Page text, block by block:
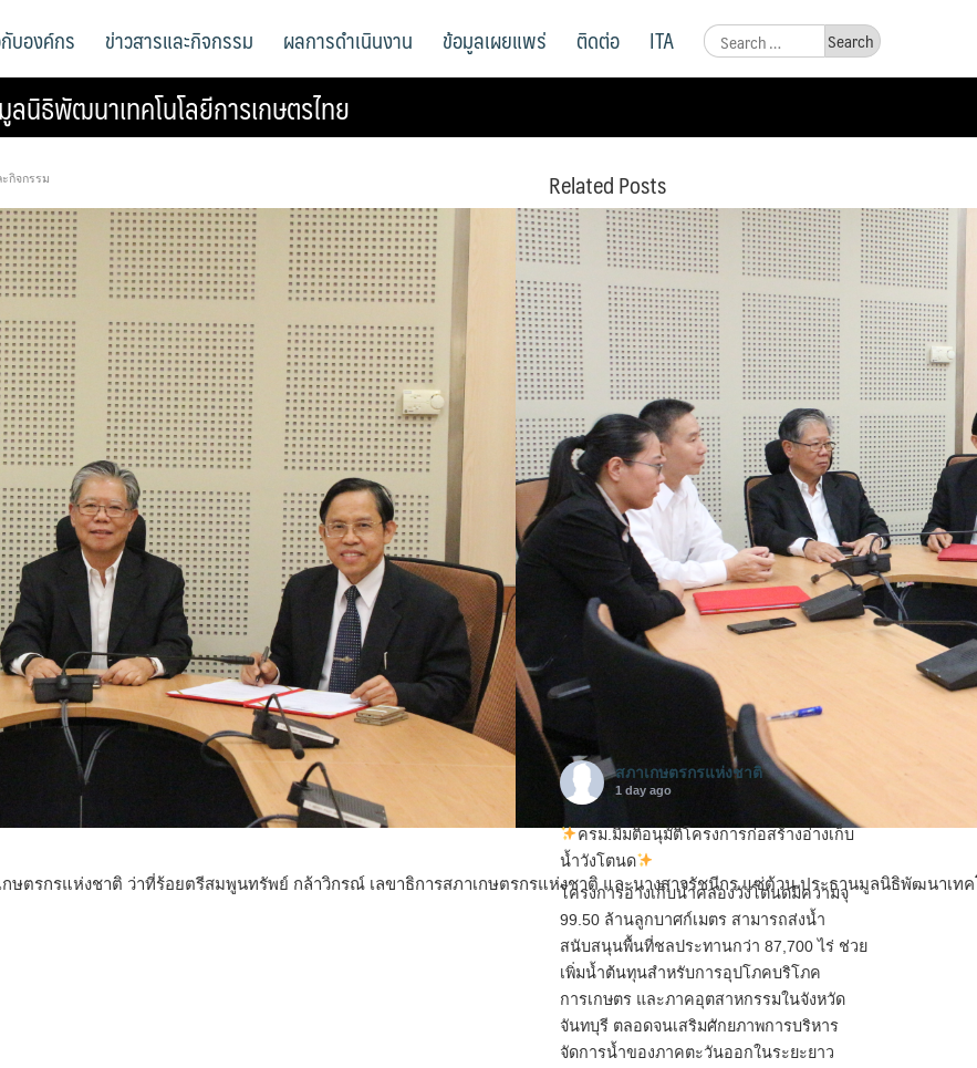
Search
for:
บองค์กร ข่าวสารและกิจกรรม ผลการดำเนินงาน ข้อมูลเผยแพร่ ติดต่อ ITA
นิธิพัฒนาเทคโนโลยีการเกษตรไทย
กิจกรรม
กษตรกรแห่งชาติ ว่าที่ร้อยตรีสมพูนทรัพย์ กล้าวิกรณ์ เลขาธิการสภาเกษตรกรแห่งชาติ และนางสาวรัชนีกร แซ่ต้วน ประธานมูลนิธิพัฒ
Related Posts
การประชุมหารือแนวทางการ
ขับเคลื่อนความร่วมมือในการบ
รูณาการ่วมกัน
สภาเกษตรกรแห่งชาติร่วมเป็น
สายสืบผักสด
การประชุมคณะกรรมการด้าน
การเกษตรตามหลักปรัชญาของ
เศรษฐกิจพอเพียง
สภาเกษตรกรแห่งชาติ
1 day ago
ครม.มีมติอนุมัติโครงการก่อสร้างอ่างเก็บ
น้ำวังโตนด
โครงการอ่างเก็บน้ำคลองวังโตนดมีความจุ
99.50 ล้านลูกบาศก์เมตร สามารถส่งน้ำ
สนับสนุนพื้นที่ชลประทานกว่า 87,700 ไร่ ช่วย
เพิ่มน้ำต้นทุนสำหรับการอุปโภคบริโภค
การเกษตร และภาคอุตสาหกรรมในจังหวัด
จันทบุรี ตลอดจนเสริมศักยภาพการบริหาร
จัดการน้ำของภาคตะวันออกในระยะยาว